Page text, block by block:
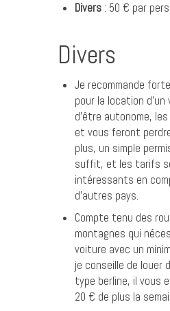
Divers: 50 € par
Divers
Je recommande
pour la location d’un
d’être autonome,
et vous feront
plus, un simple
suffit, et les tarifs
intéressants en
d’autres pays.
Compte tenu des
montagnes qui
voiture avec un
je conseille de louer
type berline, il vous
20 € de plus la